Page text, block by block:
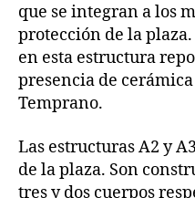
que se integran a los
protección de la
en esta estructura
presencia de
Temprano.
Las estructuras A2 y
de la plaza. Son
tres y dos cuerpos